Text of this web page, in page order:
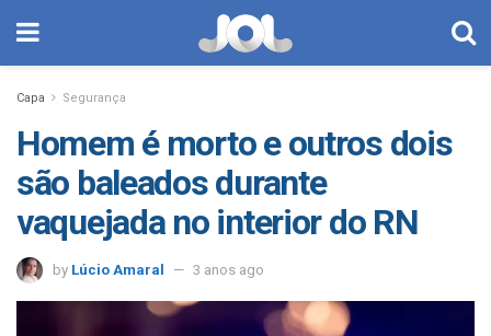
Capa Segurança
Homem é morto e outros dois
são baleados durante
vaquejada no interior do RN
by Lúcio Amaral 3 anos ago